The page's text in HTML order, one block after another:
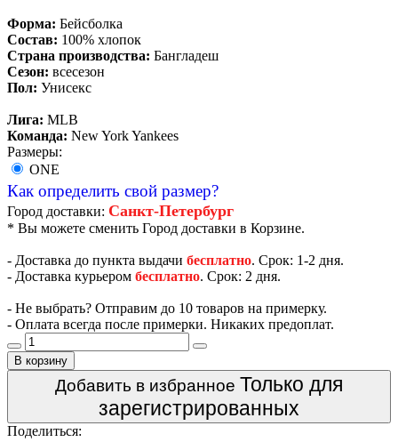
Форма: Бейсболка
Состав: 100% хлопок
Страна производства: Бангладеш
Сезон: всесезон
Пол: Унисекс
Лига: MLB
Команда: New York Yankees
Размеры:
ONE
Как определить свой размер?
Город доставки: Санкт-Петербург
* Вы можете сменить Город доставки в Корзине.
- Доставка до пункта выдачи бесплатно. Срок: 1-2 дня.
- Доставка курьером бесплатно. Срок: 2 дня.
- Не выбрать? Отправим до 10 товаров на примерку.
- Оплата всегда после примерки. Никаких предоплат.
В корзину
Добавить в избранное Только для
зарегистрированных
Поделиться: